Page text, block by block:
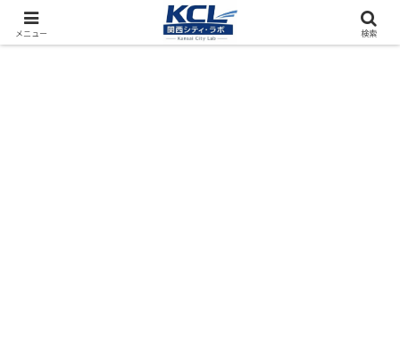
都市再開発をフィールド調査（累計アクセス数4000万PV）
メニュー 検索